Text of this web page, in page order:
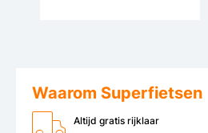
Waarom Superfietsen
Altijd gratis rijklaar